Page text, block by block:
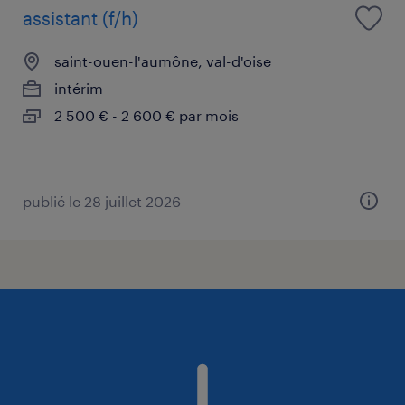
assistant (f/h)
saint-ouen-l'aumône, val-d'oise
intérim
2 500 € - 2 600 € par mois
publié le 28 juillet 2026